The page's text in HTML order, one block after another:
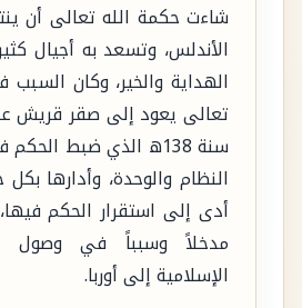
شاءت حكمة الله تعالى أن
الأندلس، وتسعد به أجيال
الهداية والخير، وكان
تعالى يعود إلى صقر قريش
سنة 138ه الذي ضبط
النظام والوحدة، وأدارها
أدى إلى استقرار الحكم
مدخلاً وسبباً في وصول
الإسلامية إلى أوربا.